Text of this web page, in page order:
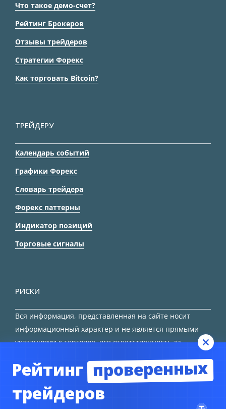
Что такое демо-счет?
Рейтинг Брокеров
Отзывы трейдеров
Стратегии Форекс
Как торговать Bitcoin?
ТРЕЙДЕРУ
Календарь событий
Графики Форекс
Словарь трейдера
Форекс паттерны
Индикатор позиций
Торговые сигналы
РИСКИ
Вся информация, представленная на сайте носит
информационный характер и не является прямыми
указаниями к торговле, вся ответственность за
Рейтинг проверенных
трейдеров